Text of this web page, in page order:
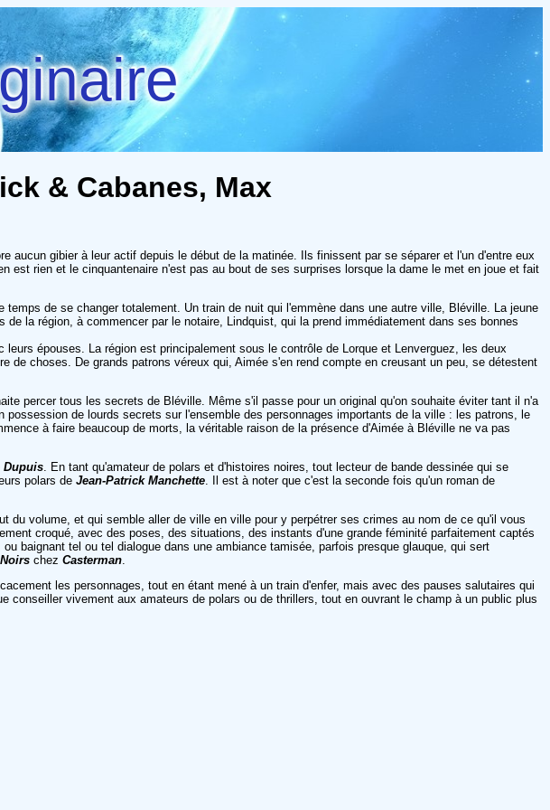
& Cabanes, Max
aucun gibier à leur actif depuis le début de la matinée. Ils finissent par se séparer et l'un d'entre eux
rien et le cinquantenaire n'est pas au bout de ses surprises lorsque la dame le met en joue et fait
de se changer totalement. Un train de nuit qui l'emmène dans une autre ville, Bléville. La jeune
la région, à commencer par le notaire, Lindquist, qui la prend immédiatement dans ses bonnes
épouses. La région est principalement sous le contrôle de Lorque et Lenverguez, les deux
choses. De grands patrons véreux qui, Aimée s'en rend compte en creusant un peu, se détestent
percer tous les secrets de Bléville. Même s'il passe pour un original qu'on souhaite éviter tant il n'a
de lourds secrets sur l'ensemble des personnages importants de la ville : les patrons, le
à faire beaucoup de morts, la véritable raison de la présence d'Aimée à Bléville ne va pas
Dupuis . En tant qu'amateur de polars et d'histoires noires, tout lecteur de bande dessinée qui se
polars de Jean-Patrick Manchette . Il est à noter que c'est la seconde fois qu'un roman de
du volume, et qui semble aller de ville en ville pour y perpétrer ses crimes au nom de ce qu'il vous
croqué, avec des poses, des situations, des instants d'une grande féminité parfaitement captés
baignant tel ou tel dialogue dans une ambiance tamisée, parfois presque glauque, qui sert
chez Casterman
les personnages, tout en étant mené à un train d'enfer, mais avec des pauses salutaires qui
vivement aux amateurs de polars ou de thrillers, tout en ouvrant le champ à un public plus